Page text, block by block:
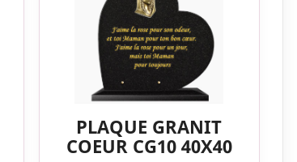
PLAQUE GRANIT
COEUR CG10 40X40